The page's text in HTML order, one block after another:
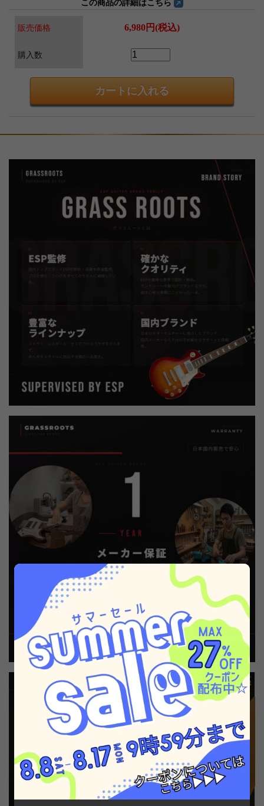
販売価格 6,980円(税込)
購入数